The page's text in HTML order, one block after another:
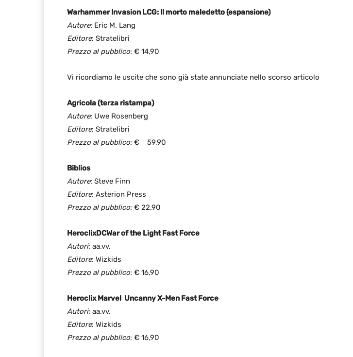
Warhammer Invasion LCG: Il morto maledetto (espansione)
Autore: Eric M. Lang
Editore: Stratelibri
Prezzo al pubblico: € 14,90
Vi ricordiamo le uscite che sono già state annunciate nello scorso articolo
Agricola (terza ristampa)
Autore: Uwe Rosenberg
Editore: Stratelibri
Prezzo al pubblico: € 59,90
Biblios
Autore: Steve Finn
Editore: Asterion Press
Prezzo al pubblico: € 22,90
HeroclixDCWar of the Light Fast Force
Autori: aa.vv.
Editore: Wizkids
Prezzo al pubblico: € 16,90
Heroclix Marvel Uncanny X-Men Fast Force
Autori: aa.vv.
Editore: Wizkids
Prezzo al pubblico: € 16,90